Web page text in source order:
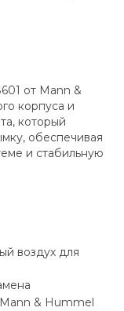
от Mann &
корпуса и
который
обеспечивая
и стабильную
воздух для
& Hummel